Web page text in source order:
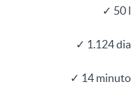
✓ 50
✓ 1.124
✓ 14